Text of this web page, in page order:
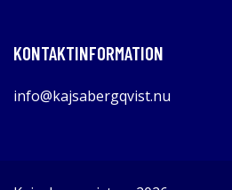
KONTAKTINFORMATION
info@kajsabergqvist.nu